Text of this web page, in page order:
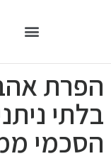
בלתי
הסכמי